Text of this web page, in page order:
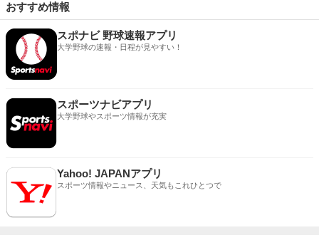
おすすめ情報
スポナビ 野球速報アプリ
大学野球の速報・日程が見やすい！
スポーツナビアプリ
大学野球やスポーツ情報が充実
Yahoo! JAPANアプリ
スポーツ情報やニュース、天気もこれひとつで